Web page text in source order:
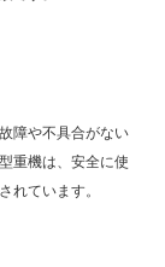
障や不具合がない
重機は、安全に使
れています。